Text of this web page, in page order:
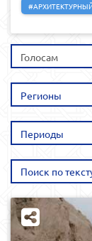
Голосам
Регионы
Периоды